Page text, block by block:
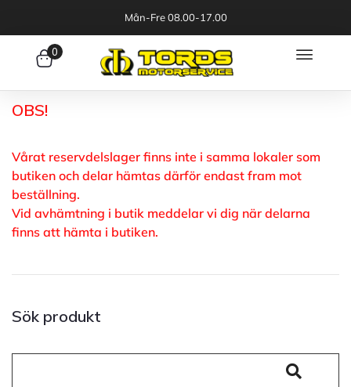
Mån-Fre 08.00-17.00
0
OBS!
Vårat reservdelslager finns inte i samma lokaler som
butiken och delar hämtas därför endast fram mot
beställning.
Vid avhämtning i butik meddelar vi dig när delarna
finns att hämta i butiken.
Sök produkt